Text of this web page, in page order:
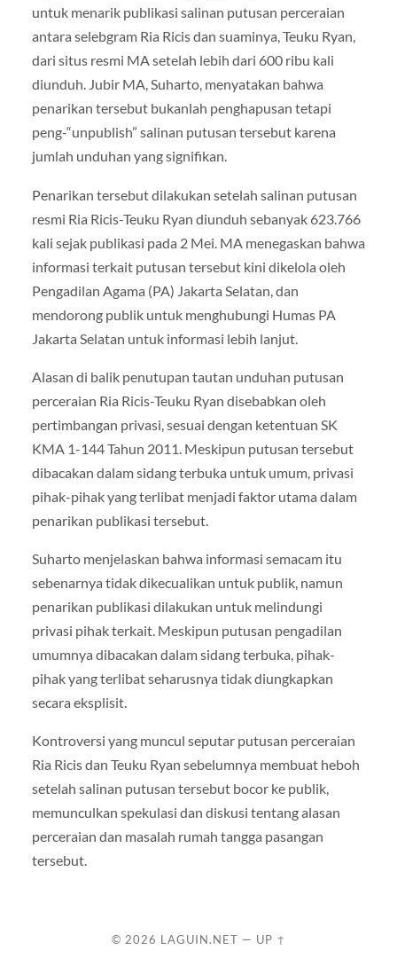
untuk menarik publikasi salinan putusan perceraian
antara selebgram Ria Ricis dan suaminya, Teuku Ryan,
dari situs resmi MA setelah lebih dari 600 ribu kali
diunduh. Jubir MA, Suharto, menyatakan bahwa
penarikan tersebut bukanlah penghapusan tetapi
peng-“unpublish” salinan putusan tersebut karena
jumlah unduhan yang signifikan.
Penarikan tersebut dilakukan setelah salinan putusan
resmi Ria Ricis-Teuku Ryan diunduh sebanyak 623.766
kali sejak publikasi pada 2 Mei. MA menegaskan bahwa
informasi terkait putusan tersebut kini dikelola oleh
Pengadilan Agama (PA) Jakarta Selatan, dan
mendorong publik untuk menghubungi Humas PA
Jakarta Selatan untuk informasi lebih lanjut.
Alasan di balik penutupan tautan unduhan putusan
perceraian Ria Ricis-Teuku Ryan disebabkan oleh
pertimbangan privasi, sesuai dengan ketentuan SK
KMA 1-144 Tahun 2011. Meskipun putusan tersebut
dibacakan dalam sidang terbuka untuk umum, privasi
pihak-pihak yang terlibat menjadi faktor utama dalam
penarikan publikasi tersebut.
Suharto menjelaskan bahwa informasi semacam itu
sebenarnya tidak dikecualikan untuk publik, namun
penarikan publikasi dilakukan untuk melindungi
privasi pihak terkait. Meskipun putusan pengadilan
umumnya dibacakan dalam sidang terbuka, pihak-
pihak yang terlibat seharusnya tidak diungkapkan
secara eksplisit.
Kontroversi yang muncul seputar putusan perceraian
Ria Ricis dan Teuku Ryan sebelumnya membuat heboh
setelah salinan putusan tersebut bocor ke publik,
memunculkan spekulasi dan diskusi tentang alasan
perceraian dan masalah rumah tangga pasangan
tersebut.
© 2026 LAGUIN.NET — UP ↑